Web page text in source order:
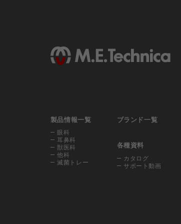
製品情報一覧
眼科
耳鼻科
獣医科
他科
滅菌トレー
ブランド一覧
各種資料
カタログ
サポート動画